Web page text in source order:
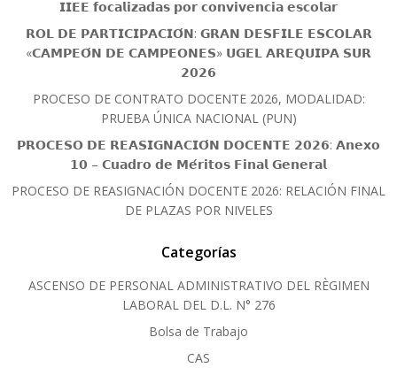
𝗜𝗜𝗘𝗘 𝗳𝗼𝗰𝗮𝗹𝗶𝘇𝗮𝗱𝗮𝘀 𝗽𝗼𝗿 𝗰𝗼𝗻𝘃𝗶𝘃𝗲𝗻𝗰𝗶𝗮 𝗲𝘀𝗰𝗼𝗹𝗮𝗿
𝗥𝗢𝗟 𝗗𝗘 𝗣𝗔𝗥𝗧𝗜𝗖𝗜𝗣𝗔𝗖𝗜𝗢́𝗡: 𝗚𝗥𝗔𝗡 𝗗𝗘𝗦𝗙𝗜𝗟𝗘 𝗘𝗦𝗖𝗢𝗟𝗔𝗥
«𝗖𝗔𝗠𝗣𝗘𝗢́𝗡 𝗗𝗘 𝗖𝗔𝗠𝗣𝗘𝗢𝗡𝗘𝗦» 𝗨𝗚𝗘𝗟 𝗔𝗥𝗘𝗤𝗨𝗜𝗣𝗔 𝗦𝗨𝗥
𝟮𝟬𝟮𝟲
PROCESO DE CONTRATO DOCENTE 2026, MODALIDAD:
PRUEBA ÚNICA NACIONAL (PUN)
𝗣𝗥𝗢𝗖𝗘𝗦𝗢 𝗗𝗘 𝗥𝗘𝗔𝗦𝗜𝗚𝗡𝗔𝗖𝗜𝗢́𝗡 𝗗𝗢𝗖𝗘𝗡𝗧𝗘 𝟮𝟬𝟮𝟲: 𝗔𝗻𝗲𝘅𝗼
𝟭𝟬 – 𝗖𝘂𝗮𝗱𝗿𝗼 𝗱𝗲 𝗠𝗲́𝗿𝗶𝘁𝗼𝘀 𝗙𝗶𝗻𝗮𝗹 𝗚𝗲𝗻𝗲𝗿𝗮𝗹
PROCESO DE REASIGNACIÓN DOCENTE 2026: RELACIÓN FINAL
DE PLAZAS POR NIVELES
Categorías
ASCENSO DE PERSONAL ADMINISTRATIVO DEL RÈGIMEN
LABORAL DEL D.L. N° 276
Bolsa de Trabajo
CAS